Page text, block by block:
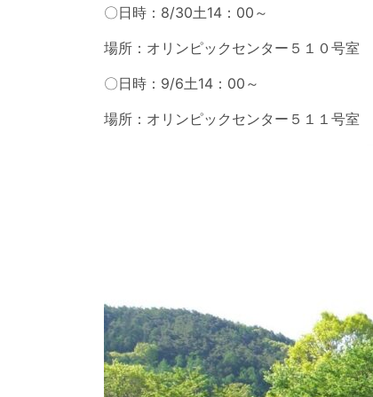
〇日時：8/30土14：00～
場所：オリンピックセンター５１０号室
〇日時：9/6土14：00～
場所：オリンピックセンター５１１号室